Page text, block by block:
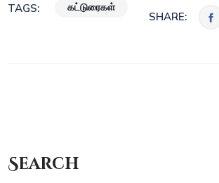
TAGS: கட்டுரைகள்
SHARE:
Search